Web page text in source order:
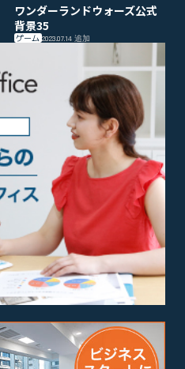
ワンダーランドウォーズ公式
背景35
ゲーム 2023.07.14追加